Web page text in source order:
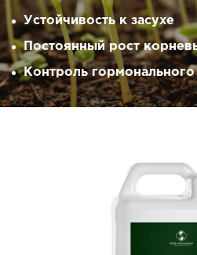
Устойчивость к засухе
Постоянный рост
Контроль гормонального